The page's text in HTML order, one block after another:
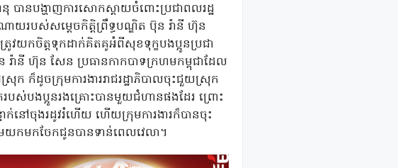
បានបង្ហាញការសោកស្តាយចំពោះប្រជាពលរដ្ឋ
យរបស់សម្តេចកិត្តិព្រឹទ្ធបណ្ឌិត ប៊ុន រ៉ានី ហ៊ុន
រូវយកចិត្តទុកដាក់គិតគូអំពីសុខទុក្ខបងប្អូនប្រជា
ន រ៉ានី ហ៊ុន សែន ប្រធានកាកបាទក្រហមកម្ពុជាដែល
រុក ក៏ដូចក្រុមការងាររាជរដ្ឋាភិបាលចុះជួយស្រុក
ស់បងប្អូនរងគ្រោះបានមួយជំហានផងដែរ ព្រោះ
ក់នៅចុងរដូវរំហើយ ហើយក្រុមការងារក៏បានចុះ
កមកចែកជូនបានទាន់ពេលវេលា។